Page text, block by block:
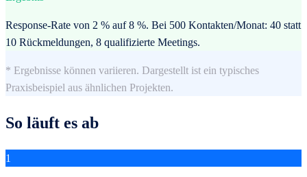
Response-Rate von 2 % auf 8 %. Bei 500 Kontakten/Monat: 40 statt
10 Rückmeldungen, 8 qualifizierte Meetings.
* Ergebnisse können variieren. Dargestellt ist ein typisches
Praxisbeispiel aus ähnlichen Projekten.
So läuft es ab
1